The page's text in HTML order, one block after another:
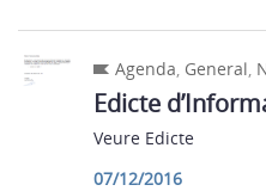
Agenda, General,
Edicte
Veure Edicte
07/12/2016